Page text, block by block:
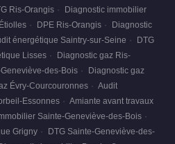
Ris-Orangis ·
Diagnostic immobilier
· DPE Ris-Orangis ·
Diagnostic
énergétique Saintry-sur-Seine ·
DTG
Lisses ·
Diagnostic gaz Ris-
des-Bois ·
Diagnostic gaz
Évry-Courcouronnes · Audit
Essonnes · Amiante avant travaux
Sainte-Geneviève-des-Bois ·
Grigny ·
DTG Sainte-Geneviève-des-